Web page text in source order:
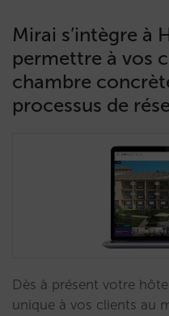
Mirai s’intègre à
permettre à vos
chambre
processus de
Dès à présent votre
unique à vos clients au